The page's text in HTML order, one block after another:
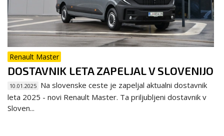
Renault Master
DOSTAVNIK LETA ZAPELJAL V SLOVENIJO
10.01.2025 Na slovenske ceste je zapeljal aktualni dostavnik
leta 2025 - novi Renault Master. Ta priljubljeni dostavnik v
Sloven...